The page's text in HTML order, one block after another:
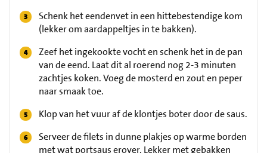
Schenk het eendenvet in een hittebestendige kom
(lekker om aardappeltjes in te bakken).
Zeef het ingekookte vocht en schenk het in de pan
van de eend. Laat dit al roerend nog 2-3 minuten
zachtjes koken. Voeg de mosterd en zout en peper
naar smaak toe.
Klop van het vuur af de klontjes boter door de saus.
Serveer de filets in dunne plakjes op warme borden
met wat portsaus erover. Lekker met gebakken